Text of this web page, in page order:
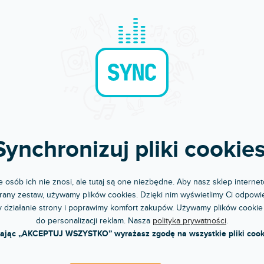
pliki
osób ich nie znosi, ale tutaj są one niezbędne. Aby nasz sklep
zestaw, używamy plików cookies. Dzięki nim wyświetlimy Ci
działanie strony i poprawimy komfort zakupów. Używamy plików
do personalizacji reklam. Nasza polityka prywatności.
„AKCEPTUJ WSZYSTKO” wyrażasz zgodę na wszystkie pliki
RABAT
DO KOSZYKA
🔥 WYPRZEDAŻ SEZONOWA
Thunder Wash 600 UV
862 zł
DO KOSZYKA
UV. Strobo, blinder, wash.